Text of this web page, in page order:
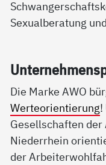
Sexualberatung
Die Marke AWO
Werteorientierung!
Gesellschaften der
Niederrhein
der